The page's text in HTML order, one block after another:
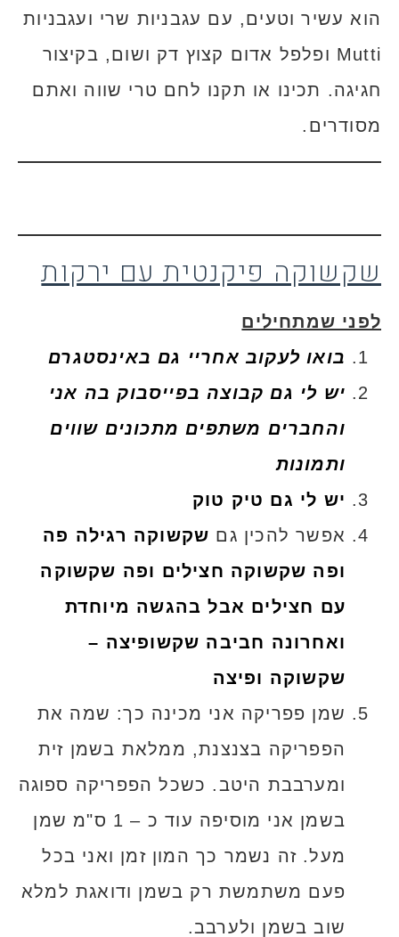
הוא עשיר וטעים, עם עגבניות שרי ועגבניות
Mutti ופלפל אדום קצוץ דק ושום, בקיצור
חגיגה. תכינו או תקנו לחם טרי שווה ואתם
מסודרים.
שקשוקה פיקנטית עם ירקות
לפני שמתחילים
בואו לעקוב אחריי גם באינסטגרם
יש לי גם קבוצה בפייסבוק בה אני
והחברים משתפים מתכונים שווים
ותמונות
יש לי גם טיק טוק
אפשר להכין גם שקשוקה רגילה פה
ופה שקשוקה חצילים ופה שקשוקה
עם חצילים אבל בהגשה מיוחדת
ואחרונה חביבה שקשופיצה –
שקשוקה ופיצה
שמן פפריקה אני מכינה כך: שמה את
הפפריקה בצנצנת, ממלאת בשמן זית
ומערבבת היטב. כשכל הפפריקה ספוגה
בשמן אני מוסיפה עוד כ – 1 ס"מ שמן
מעל. זה נשמר כך המון זמן ואני בכל
פעם משתמשת רק בשמן ודואגת למלא
שוב בשמן ולערבב.